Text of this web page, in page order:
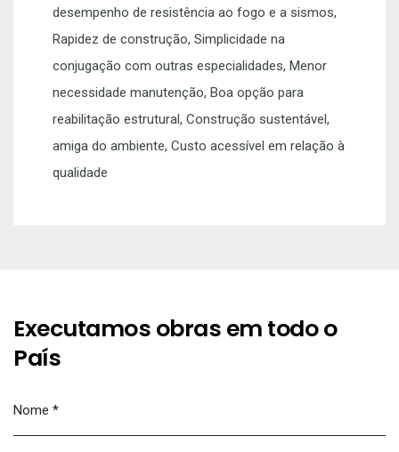
desempenho de resistência ao fogo e a sismos,
Rapidez de construção, Simplicidade na
conjugação com outras especialidades, Menor
necessidade manutenção, Boa opção para
reabilitação estrutural, Construção sustentável,
amiga do ambiente, Custo acessível em relação à
qualidade
Executamos obras em todo o
País